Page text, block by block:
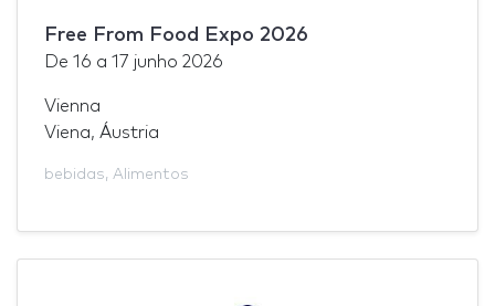
Free From Food Expo 2026
De 16 a 17 junho 2026
Vienna
Viena, Áustria
bebidas, Alimentos